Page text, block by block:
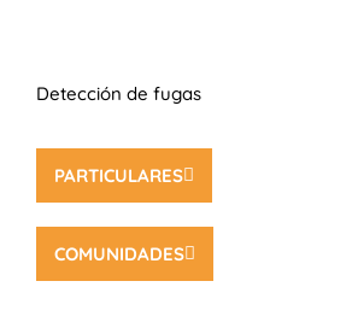
Detección de fugas
PARTICULARES
COMUNIDADES